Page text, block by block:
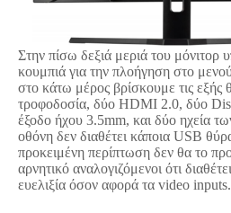
Στην πίσω δεξιά μεριά του μόνιτορ
κουμπιά για την πλοήγηση στο
στο κάτω μέρος βρίσκουμε τις εξής
τροφοδοσία, δύο HDMI 2.0, δύο
έξοδο ήχου 3.5mm, και δύο ηχεία
οθόνη δεν διαθέτει κάποια USB
προκειμένη περίπτωση δεν θα το
αρνητικό αναλογιζόμενοι ότι
ευελιξία όσον αφορά τα video inputs.